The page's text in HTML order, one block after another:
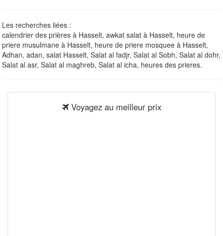
Les recherches liées :
calendrier des prières à Hasselt, awkat salat à Hasselt, heure de
priere musulmane à Hasselt, heure de priere mosquee à Hasselt,
Adhan, adan, salat Hasselt, Salat al fadjr, Salat al Sobh, Salat al dohr,
Salat al asr, Salat al maghreb, Salat al icha, heures des prieres.
Voyagez au meilleur prix